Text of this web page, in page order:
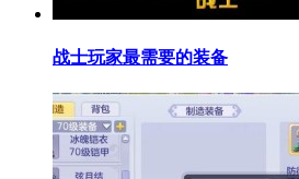
战士玩家最需要的装备